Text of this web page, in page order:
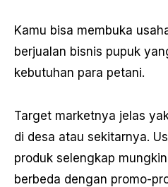
Kamu bisa membuka
berjualan bisnis pupuk
kebutuhan para petani.
Target marketnya jelas
di desa atau sekitarnya.
produk selengkap
berbeda dengan promo-